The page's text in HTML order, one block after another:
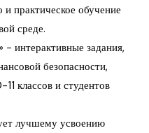
практическое обучение
среде.
интерактивные задания,
безопасности,
классов и студентов
лучшему усвоению